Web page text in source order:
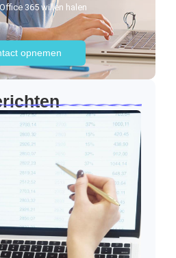
365 willen halen
opnemen